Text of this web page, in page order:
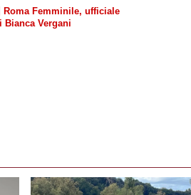
Roma Femminile, ufficiale
Bianca Vergani